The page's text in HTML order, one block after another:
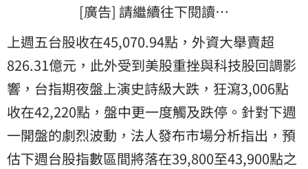
[廣告] 請繼續往下閱讀…
上週五台股收在45,070.94點，外資大舉賣超
826.31億元，此外受到美股重挫與科技股回調影
響，台指期夜盤上演史詩級大跌，狂瀉3,006點
收在42,220點，盤中更一度觸及跌停。針對下週
一開盤的劇烈波動，法人發布市場分析指出，預
估下週台股指數區間將落在39,800至43,900點之